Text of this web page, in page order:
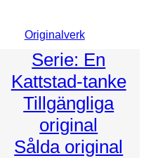
Originalverk
Serie: En
Kattstad-tanke
Tillgängliga
original
Sålda original